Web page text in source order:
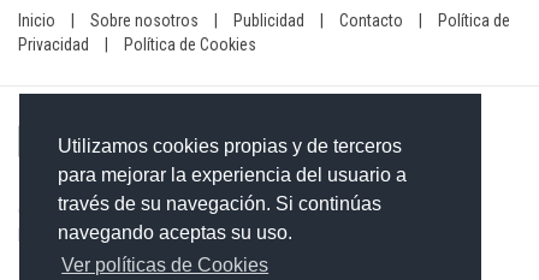
Utilizamos cookies propias y de terceros
para mejorar la experiencia del usuario a
través de su navegación. Si continúas
navegando aceptas su uso.
Ver políticas de Cookies
Inicio Sobre nosotros Publicidad Contacto
Política de
Privacidad
Política de Cookies
Contacto: 849-754-4472
Email:redaccionxtra@gmail.com/ redaccionextra@gmail.com